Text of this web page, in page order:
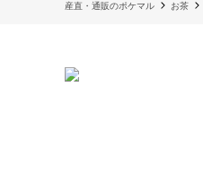
産直・通販のポケマル お茶